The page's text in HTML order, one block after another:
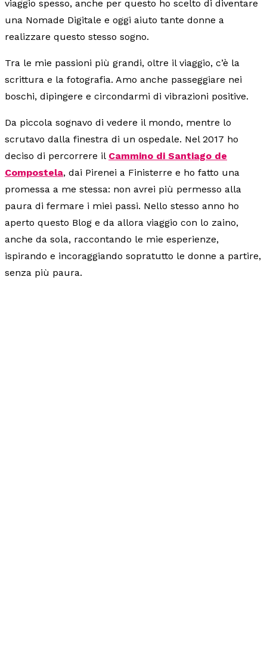
viaggio spesso, anche per questo ho scelto di diventare
una Nomade Digitale e oggi aiuto tante donne a
realizzare questo stesso sogno.
Tra le mie passioni più grandi, oltre il viaggio, c’è la
scrittura e la fotografia. Amo anche passeggiare nei
boschi, dipingere e circondarmi di vibrazioni positive.
Da piccola sognavo di vedere il mondo, mentre lo
scrutavo dalla finestra di un ospedale. Nel 2017 ho
deciso di percorrere il Cammino di Santiago de
Compostela, dai Pirenei a Finisterre e ho fatto una
promessa a me stessa: non avrei più permesso alla
paura di fermare i miei passi. Nello stesso anno ho
aperto questo Blog e da allora viaggio con lo zaino,
anche da sola, raccontando le mie esperienze,
ispirando e incoraggiando sopratutto le donne a partire,
senza più paura.